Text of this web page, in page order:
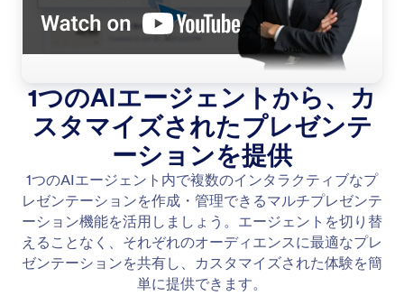
プレゼンテーション エージェント 今すぐ始める カテゴリー
機能カテゴリー